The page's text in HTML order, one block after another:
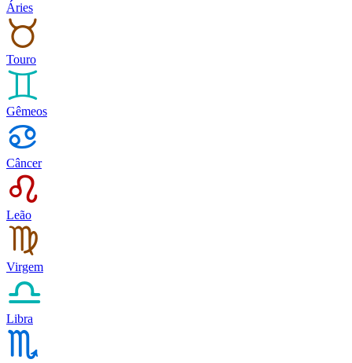
Áries
Touro
Gêmeos
Câncer
Leão
Virgem
Libra